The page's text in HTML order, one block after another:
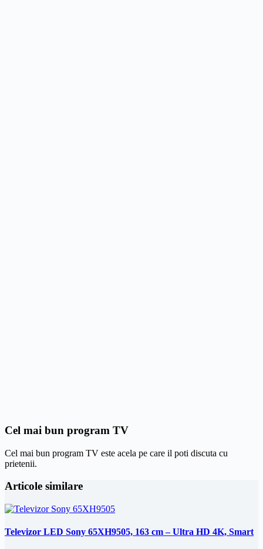
Cel mai bun program TV
Cel mai bun program TV este acela pe care il poti discuta cu
prietenii.
Articole similare
Televizor LED Sony 65XH9505, 163 cm – Ultra HD 4K, Smart